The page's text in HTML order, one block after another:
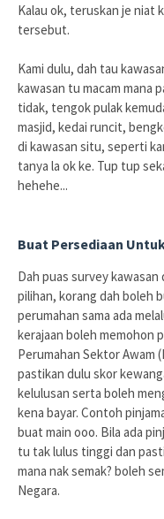
Kalau ok, teruskan je niat
tersebut.
Kami dulu, dah tau
kawasan tu macam mana
tidak, tengok pulak
masjid, kedai runcit,
di kawasan situ, seperti
tanya la ok ke. Tup tup
hehehe...
Buat Persediaan
Dah puas survey kawasan
pilihan, korang dah boleh
perumahan sama ada
kerajaan boleh memohon
Perumahan Sektor Awam
pastikan dulu skor
kelulusan serta boleh
kena bayar. Contoh
buat main ooo. Bila ada
tu tak lulus tinggi dan
mana nak semak? boleh
Negara.